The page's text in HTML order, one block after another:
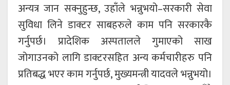
अन्यत्र जान सक्नुहुन्छ, उहाँले भन्नुभयो–सरकारी सेवा
सुविधा लिने डाक्टर साबहरुले काम पनि सरकारकै
गर्नुपर्छ। प्रादेशिक अस्पतालले गुमाएको साख
जोगाउनको लागि डाक्टरसहित अन्य कर्मचारीहरु पनि
प्रतिबद्ध भएर काम गर्नुपर्छ, मुख्यमन्त्री यादवले भन्नुभयो।